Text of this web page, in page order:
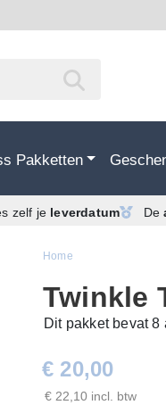
Pakketten
zelf je leverdatum De
Home
Twinkle
Dit pakket bevat 8
€ 20,00
€ 22,10 incl. btw